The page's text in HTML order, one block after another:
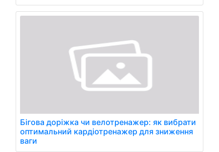
Бігова доріжка чи велотренажер: як вибрати
оптимальний кардіотренажер для зниження
ваги